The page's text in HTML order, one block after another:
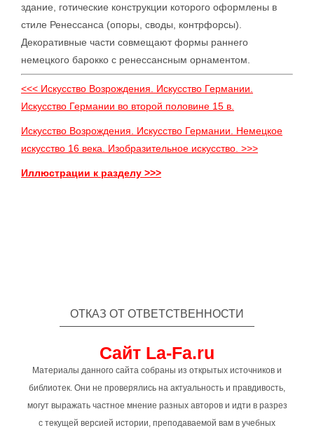
здание, готические конструкции которого оформлены в
стиле Ренессанса (опоры, своды, контрфорсы).
Декоративные части совмещают формы раннего
немецкого барокко с ренессансным орнаментом.
<<< Искусство Возрождения. Искусство Германии.
Искусство Германии во второй половине 15 в.
Искусство Возрождения. Искусство Германии. Немецкое
искусство 16 века. Изобразительное искусство. >>>
Иллюстрации к разделу >>>
ОТКАЗ ОТ ОТВЕТСТВЕННОСТИ
Сайт La-Fa.ru
Материалы данного сайта собраны из открытых источников и
библиотек. Они не проверялись на актуальность и правдивость,
могут выражать частное мнение разных авторов и идти в разрез
с текущей версией истории, преподаваемой вам в учебных